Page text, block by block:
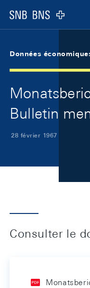
Logo
Données
Bulletin
28 février 1967
Consulter le